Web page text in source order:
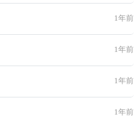
1年前
1年前
1年前
1年前